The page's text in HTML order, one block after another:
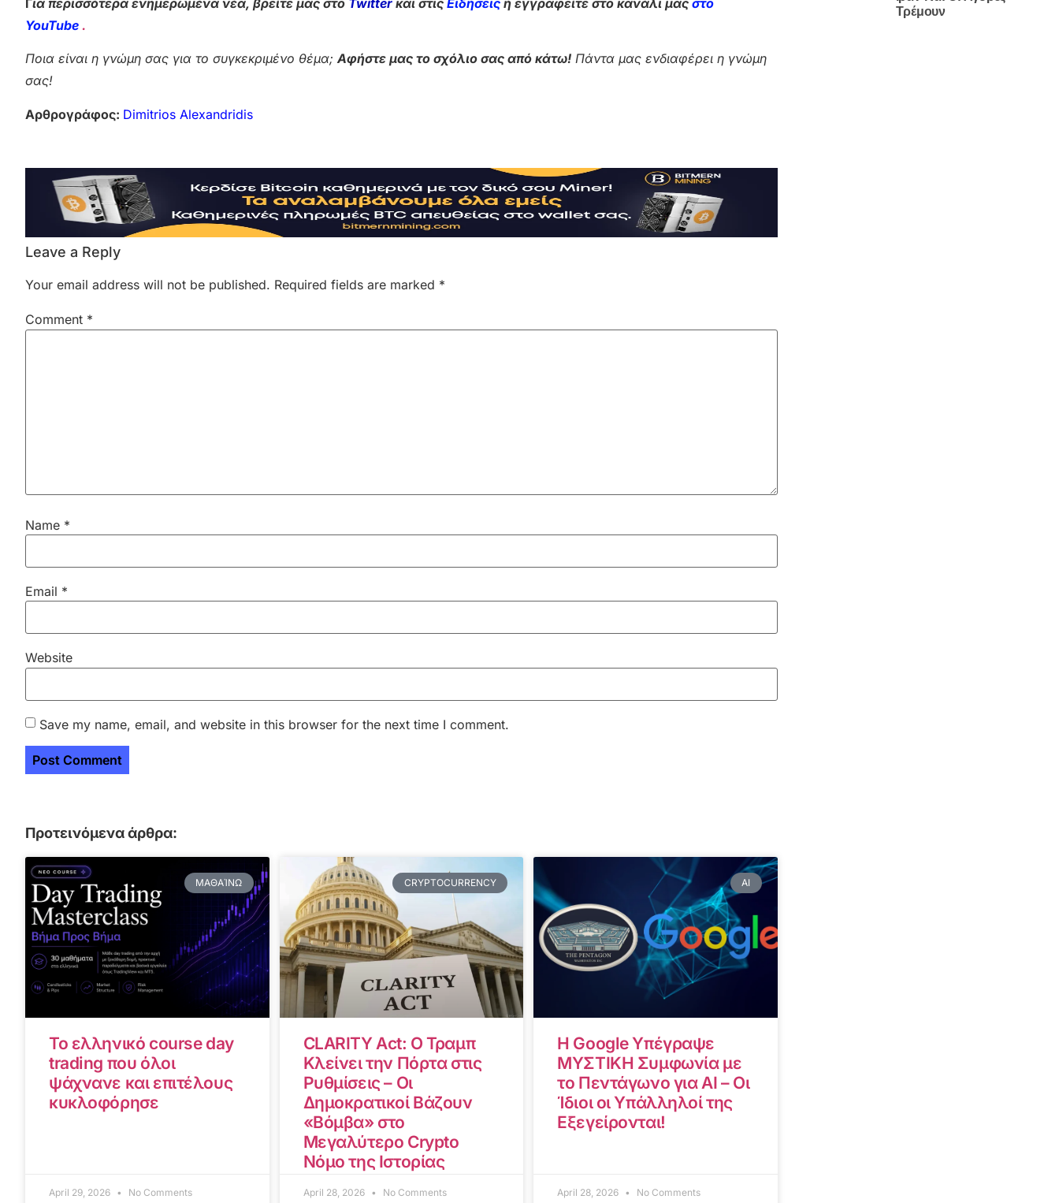
Για περισσότερα ενημερωμένα νέα, βρείτε μας στο Twitter και στις Ειδήσεις ή εγγραφείτε στο κανάλι μας στο
YouTube .
Ποια είναι η γνώμη σας για το συγκεκριμένο θέμα;Αφήστε μας το σχόλιο σας από κάτω! Πάντα μας ενδιαφέρει η γνώμη
σας!
Αρθρογράφος: Dimitrios Alexandridis
Leave a Reply
Your email address will not be published. Required fields are marked *
Comment *
Name *
Email *
Website
Save my name, email, and website in this browser for the next time I comment.
Προτεινόμενα άρθρα:
ΜΑΘΑΊΝΩ
Το ελληνικό course day
trading που όλοι
ψάχνανε και επιτέλους
κυκλοφόρησε
April 29, 2026 No Comments
CRYPTOCURRENCY
CLARITY Act: Ο Τραμπ
Κλείνει την Πόρτα στις
Ρυθμίσεις – Οι
Δημοκρατικοί Βάζουν
«Βόμβα» στο
Μεγαλύτερο Crypto
Νόμο της Ιστορίας
April 28, 2026 No Comments
AI
Η Google Υπέγραψε
ΜΥΣΤΙΚΗ Συμφωνία με
το Πεντάγωνο για AI – Οι
Ίδιοι οι Υπάλληλοί της
Εξεγείρονται!
April 28, 2026 No Comments
Τρέμουν